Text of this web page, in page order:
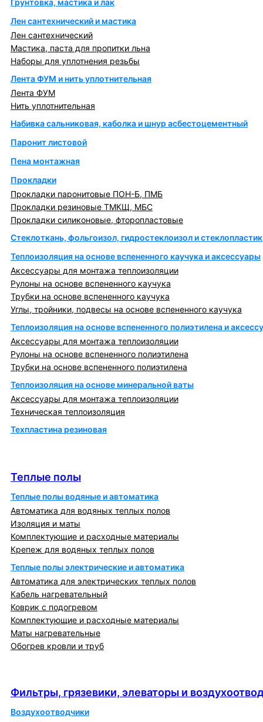
Грунтовка, мастика и лак
Лен сантехнический и мастика
Лен сантехнический
Мастика, паста для пропитки льна
Наборы для уплотнения резьбы
Лента ФУМ и нить уплотнительная
Лента ФУМ
Нить уплотнительная
Набивка сальниковая, каболка и шнур асбестоцементный
Паронит листовой
Пена монтажная
Прокладки
Прокладки паронитовые ПОН-Б, ПМБ
Прокладки резиновые ТМКЩ, МБС
Прокладки силиконовые, фторопластовые
Стеклоткань, фольгоизол, гидростеклоизол и стеклопластик
Теплоизоляция на основе вспененного каучука и аксессуары
Аксессуары для монтажа теплоизоляции
Рулоны на основе вспененного каучука
Трубки на основе вспененного каучука
Углы, тройники, подвесы на основе вспененного каучука
Теплоизоляция на основе вспененного полиэтилена и
Аксессуары для монтажа теплоизоляции
Рулоны на основе вспененного полиэтилена
Трубки на основе вспененного полиэтилена
Теплоизоляция на основе минеральной ваты
Аксессуары для монтажа теплоизоляции
Техническая теплоизоляция
Техпластина резиновая
Теплые полы
Теплые полы водяные и автоматика
Автоматика для водяных теплых полов
Изоляция и маты
Комплектующие и расходные материалы
Крепеж для водяных теплых полов
Теплые полы электрические и автоматика
Автоматика для электрических теплых полов
Кабель нагревательный
Коврик с подогревом
Комплектующие и расходные материалы
Маты нагревательные
Обогрев кровли и труб
Фильтры, грязевики, элеваторы и
Воздухоотводчики